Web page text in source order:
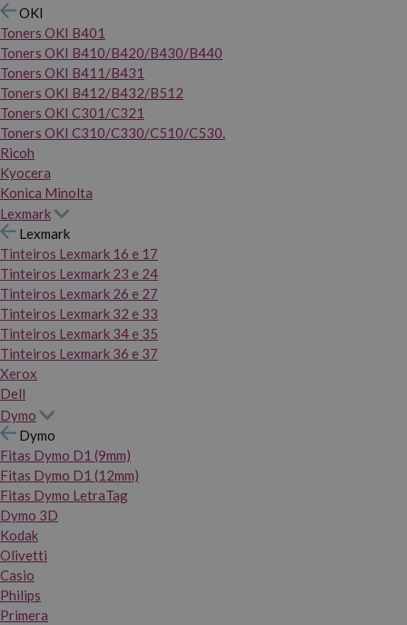
OKI
Toners OKI B401
Toners OKI B410/B420/B430/B440
Toners OKI B411/B431
Toners OKI B412/B432/B512
Toners OKI C301/C321
Toners OKI C310/C330/C510/C530.
Ricoh
Kyocera
Konica Minolta
Lexmark
Lexmark
Tinteiros Lexmark 16 e 17
Tinteiros Lexmark 23 e 24
Tinteiros Lexmark 26 e 27
Tinteiros Lexmark 32 e 33
Tinteiros Lexmark 34 e 35
Tinteiros Lexmark 36 e 37
Xerox
Dell
Dymo
Dymo
Fitas Dymo D1 (9mm)
Fitas Dymo D1 (12mm)
Fitas Dymo LetraTag
Dymo 3D
Kodak
Olivetti
Casio
Philips
Primera